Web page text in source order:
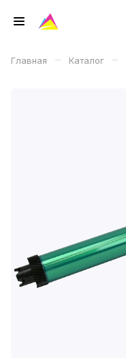
Главная – Каталог –